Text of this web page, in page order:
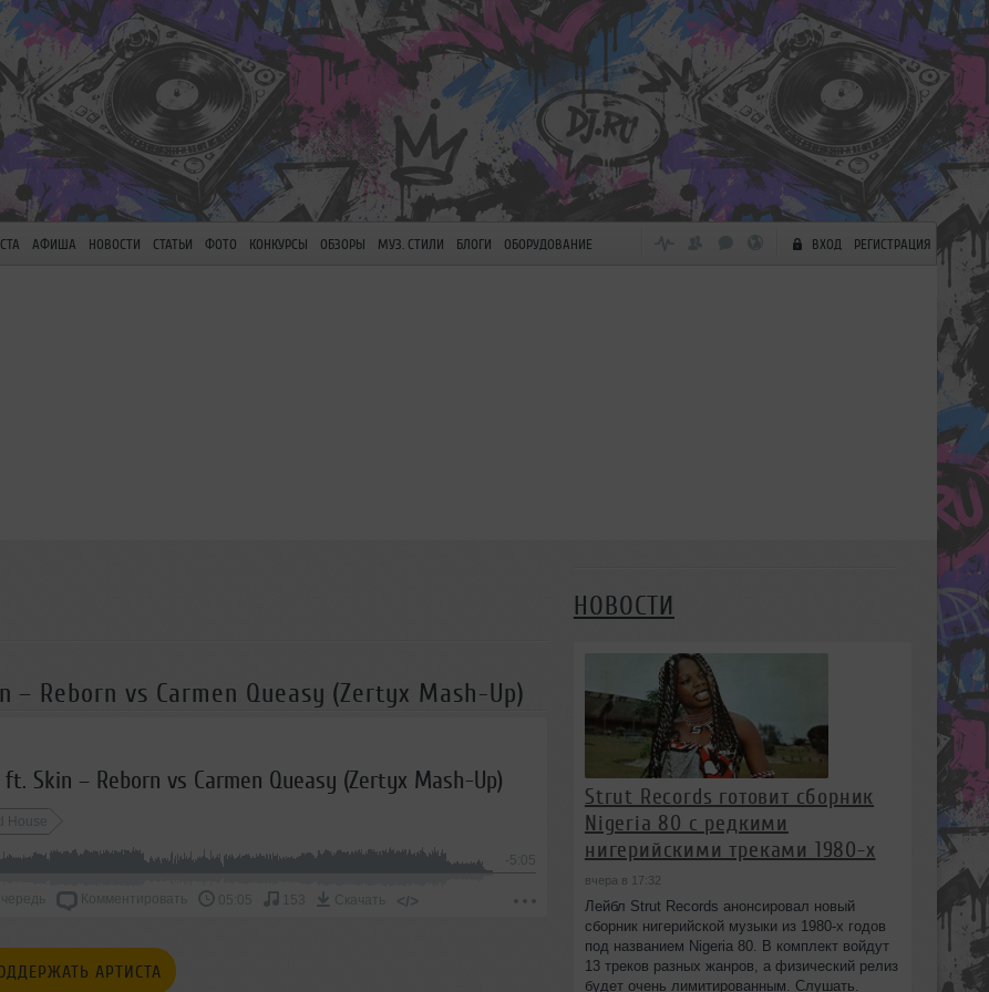
АФИША НОВОСТИ СТАТЬИ ФОТО КОНКУРСЫ ОБЗОРЫ МУЗ. СТИЛИ БЛОГИ ОБОРУДОВАНИЕ ВХОД РЕГИСТРАЦИЯ
Reborn vs Carmen Queasy (Zertyx Mash-Up)
Skin – Reborn vs Carmen Queasy (Zertyx Mash-Up)
House
-5:05
Комментировать 05:05 153 Скачать </>
АРТИСТА
НОВОСТИ
Strut Records готовит сборник
Nigeria 80 с редкими
нигерийскими треками 1980-х
вчера в 17:32
Лейбл Strut Records анонсировал новый
сборник нигерийской музыки из 1980-х годов
под названием Nigeria 80. В комплект войдут
13 треков разных жанров, а физический релиз
будет очень лимитированным. Слушать.